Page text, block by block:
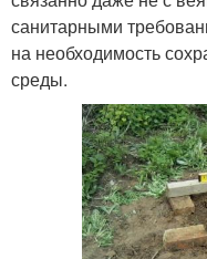
санитарными
на необходимость
среды.